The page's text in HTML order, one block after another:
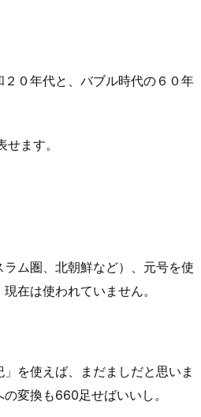
２０年代と、バブル時代の６０年
ます。
ム圏、北朝鮮など）、元号を使
在は使われていません。
を使えば、まだましだと思いま
変換も660足せばいいし。